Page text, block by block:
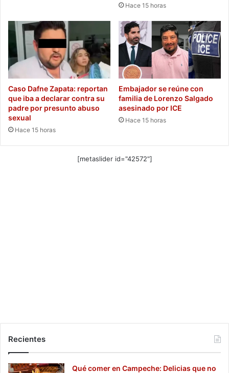
Hace 15 horas
Caso Dafne Zapata: reportan
que iba a declarar contra su
padre por presunto abuso
sexual
Hace 15 horas
Embajador se reúne con
familia de Lorenzo Salgado
asesinado por ICE
Hace 15 horas
[metaslider id="42572"]
Recientes
Qué comer en Campeche: Delicias que no